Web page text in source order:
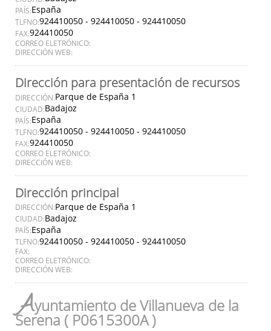
PAÍS:España
TLFNO:924410050 - 924410050 - 924410050
FAX:924410050
CORREO ELETRÓNICO:
DIRECCIÓN WEB:
Dirección para presentación de recursos
DIRECCIÓN:Parque de España 1
CIUDAD:Badajoz
PAÍS:España
TLFNO:924410050 - 924410050 - 924410050
FAX:924410050
CORREO ELETRÓNICO:
DIRECCIÓN WEB:
Dirección principal
DIRECCIÓN:Parque de España 1
CIUDAD:Badajoz
PAÍS:España
TLFNO:924410050 - 924410050 - 924410050
FAX:
CORREO ELETRÓNICO:
DIRECCIÓN WEB:
Ayuntamiento de Villanueva de la
Serena ( P0615300A )